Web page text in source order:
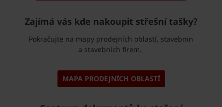
Zajímá vás kde nakoupit střešní tašky?
Pokračujte na mapy prodejních oblastí, stavebnin
a stavebních firem.
MAPA PRODEJNÍCH OBLASTÍ